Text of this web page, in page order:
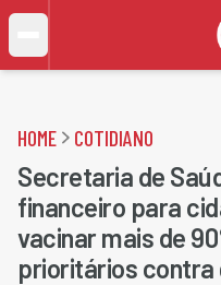
HOME COTIDIANO
Secretaria de
financeiro para
vacinar mais de
prioritários contra